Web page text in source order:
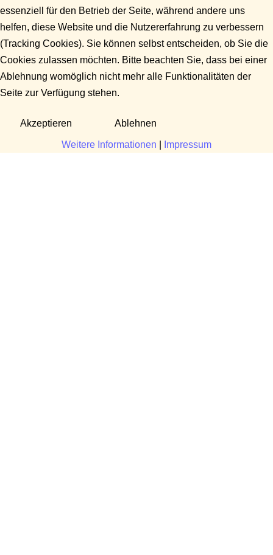
essenziell für den Betrieb der Seite, während andere uns
helfen, diese Website und die Nutzererfahrung zu verbessern
(Tracking Cookies). Sie können selbst entscheiden, ob Sie die
Cookies zulassen möchten. Bitte beachten Sie, dass bei einer
Ablehnung womöglich nicht mehr alle Funktionalitäten der
Seite zur Verfügung stehen.
Akzeptieren Ablehnen
Weitere Informationen Impressum